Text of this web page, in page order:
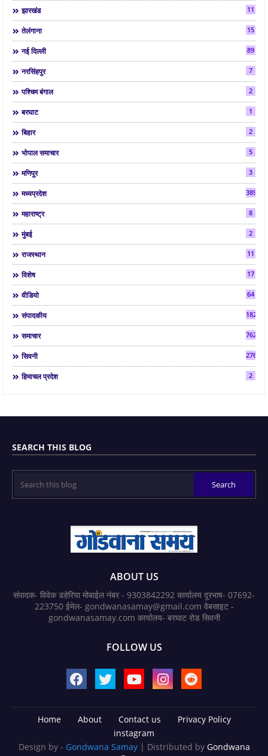
झारखंड 11
तेलंगाना 15
नई दिल्ली 89
नरसिंहपुर 7
पश्चिम बंगाल 2
बरघाट 1
बिहार 2
भोपाल समाचार 5
मणिपुर 3
मध्यप्रदेश 3892
महाराष्ट्र 8
मुंबई 2
राजस्थान 11
विशेष 17
वीडियो 64
संपादकीय 182
समाचार 7624
सिवनी 2763
हिमाचल प्रदेश 2
SEARCH THIS BLOG
ABOUT US
संपादक- विवेक डहेरिया मोबाईल नंबर - 9303842292 कार्यालय दूरभाष- 07692-
223750 ईमेल- gondwanasamay@gmail.com वेबसाइट -
gondwanasamay.com कार्यालय- बरघाट रोड सिवनी
FOLLOW US
Home About Contact us
Privacy Policy
instagram
Design by - Gondwana Samay | Distributed by Gondwana